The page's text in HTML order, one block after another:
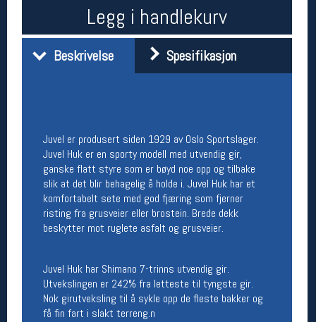
Legg i handlekurv
Beskrivelse Spesifikasjon
Juvel er produsert siden 1929 av Oslo Sportslager.
Juvel Huk er en sporty modell med utvendig gir,
ganske flatt styre som er bøyd noe opp og tilbake
slik at det blir behagelig å holde i. Juvel ​​Huk har et
komfortabelt sete med god fjæring som fjerner
risting fra grusveier eller brostein. Brede dekk
beskytter mot ruglete asfalt og grusveier.
Juvel Huk har Shimano 7-trinns utvendig gir.
Utvekslingen er 242% fra letteste til tyngste gir.
Nok girutveksling til å sykle opp de fleste bakker og
få fin fart i slakt terreng.n
Torggata 20
0183 Oslo
Telefon: 23 32 62 00
(telefontid man-fredag klokken 10-13)
Vis i kart
Åpningstider butikk
Man-Fredag:
11-18
Lørdag:
11-16
Team Oslo Sportslager
Medlemstilbud og aktiviteter
MELD DEG INN GRATIS